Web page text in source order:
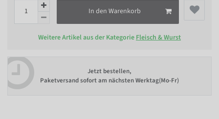
In den Warenkorb
Weitere Artikel aus der Kategorie Fleisch & Wurst
Jetzt bestellen,
Paketversand sofort am nächsten Werktag(Mo-Fr)